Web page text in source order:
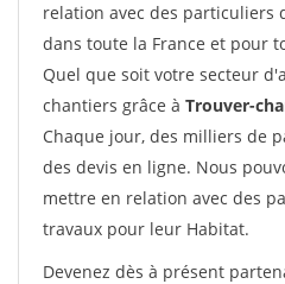
relation avec des particuliers
dans toute la France et pour
Quel que soit votre secteur
chantiers grâce à Trouver-
Chaque jour, des milliers de
des devis en ligne. Nous
mettre en relation avec des
travaux pour leur Habitat.
Devenez dès à présent